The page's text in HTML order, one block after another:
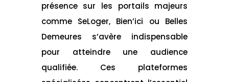
présence sur les portails majeurs
comme SeLoger, Bien’ici ou Belles
Demeures s’avère indispensable
pour atteindre une audience
qualifiée. Ces plateformes